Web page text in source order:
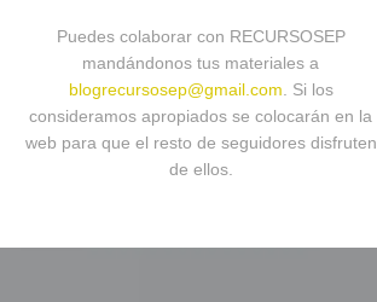
Puedes colaborar con RECURSOSEP
mandándonos tus materiales a
blogrecursosep@gmail.com . Si los
consideramos apropiados se colocarán en la
web para que el resto de seguidores disfruten
de ellos.